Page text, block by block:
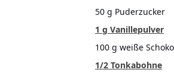
50 g Puderzucker
1 g Vanillepulver
100 g weiße
1/2 Tonkabohne